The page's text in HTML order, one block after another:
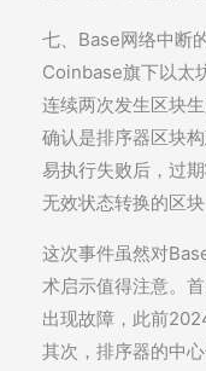
七、Base网络中断
Coinbase旗下以太
连续两次发生区块
确认是排序器区块
易执行失败后，过
无效状态转换的区
这次事件虽然对
术启示值得注意。
出现故障，此前
其次，排序器的中